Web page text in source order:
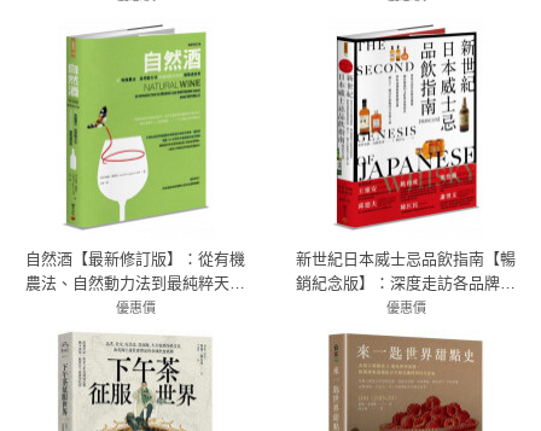
自然酒【最新修訂版】：從有機
農法、自然動力法到最純粹天然
的葡萄酒世界
優惠價
79折 695元
新世紀日本威士忌品飲指南【暢
銷紀念版】：深度走訪各品牌蒸
餾廠，細品超過50支經典珍稀酒
款，帶你認識從蘇格蘭出發、邁
入下一個百年新貌的日本威士
忌。
優惠價
79折 593元